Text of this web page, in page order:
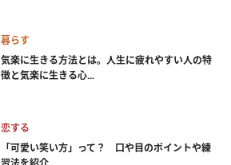
暮らす
気楽に生きる方法とは。人生に疲れやすい人の特
徴と気楽に生きる心...
恋する
「可愛い笑い方」って？ 口や目のポイントや練